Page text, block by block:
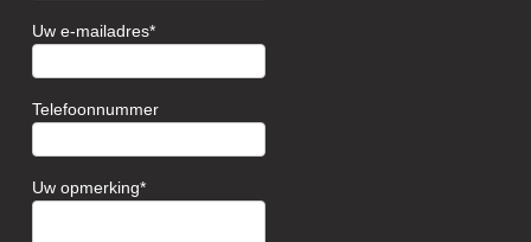
Uw e-mailadres
Telefoonnummer
Uw opmerking